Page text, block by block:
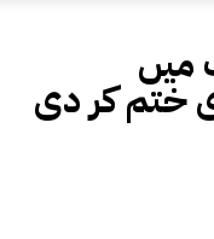
میں
ختم کر دی